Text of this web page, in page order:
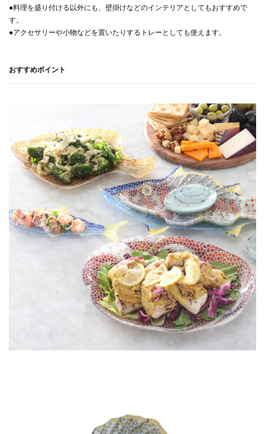
●料理を盛り付ける以外にも、壁掛けなどのインテリアとしてもおすすめで
す。
●アクセサリーや小物などを置いたりするトレーとしても使えます。
おすすめポイント